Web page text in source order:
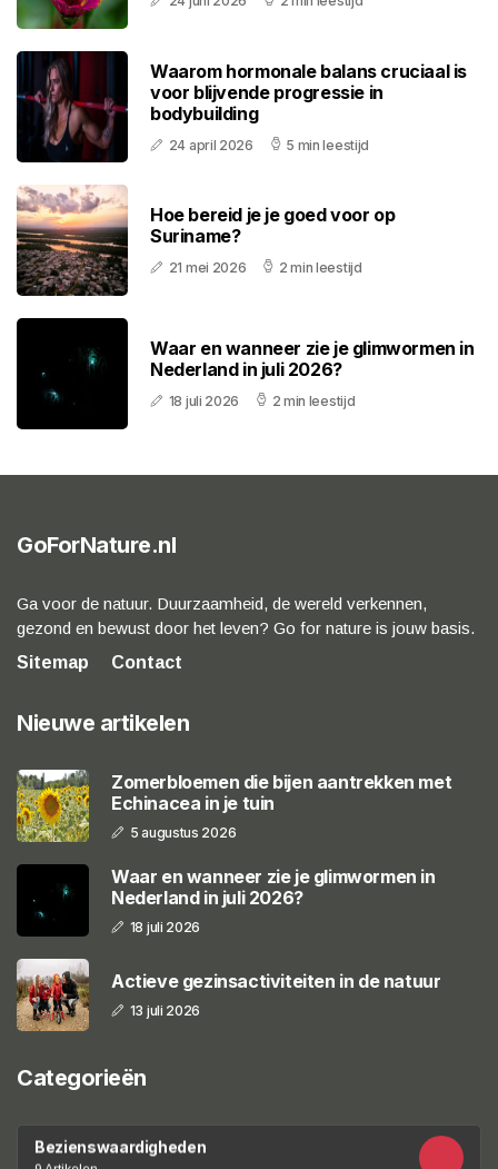
Waarom hormonale balans cruciaal is
voor blijvende progressie in
bodybuilding
24 april 2026 5 min leestijd
Hoe bereid je je goed voor op
Suriname?
21 mei 2026 2 min leestijd
Waar en wanneer zie je glimwormen in
Nederland in juli 2026?
18 juli 2026 2 min leestijd
GoForNature.nl
Ga voor de natuur. Duurzaamheid, de wereld verkennen,
gezond en bewust door het leven? Go for nature is jouw basis.
Sitemap
Contact
Nieuwe artikelen
Zomerbloemen die bijen aantrekken met
Echinacea in je tuin
5 augustus 2026
Waar en wanneer zie je glimwormen in
Nederland in juli 2026?
18 juli 2026
Actieve gezinsactiviteiten in de natuur
13 juli 2026
Categorieën
Bezienswaardigheden